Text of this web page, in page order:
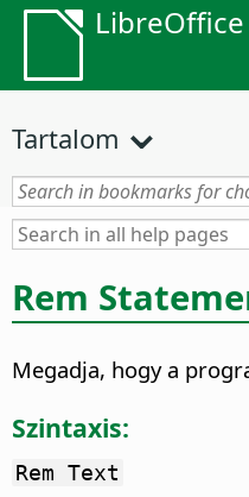
Tartalom
Rem
Megadja, hogy a
Szintaxis:
Rem Text